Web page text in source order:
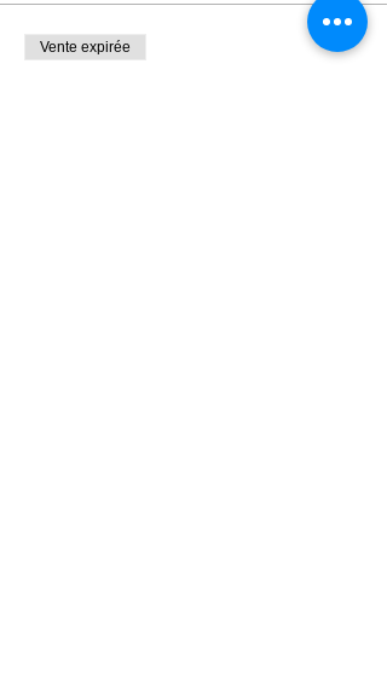
Vente expirée